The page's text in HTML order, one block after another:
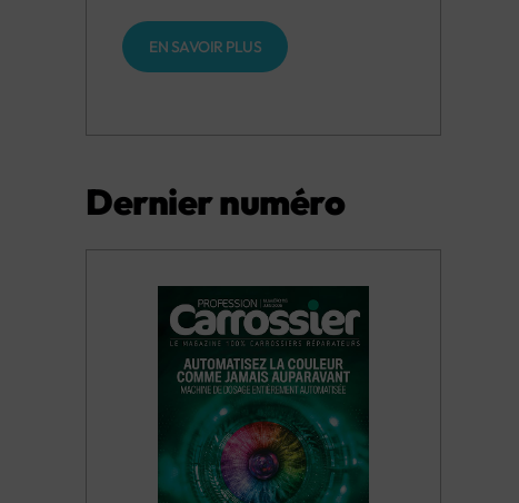
EN SAVOIR PLUS
Dernier numéro